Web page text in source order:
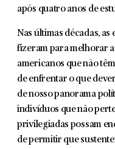
após quatro anos de
Nas últimas décadas,
fizeram para melhorar
americanos que não
de enfrentar o que
de nosso panorama
indivíduos que não
privilegiadas possam
de permitir que